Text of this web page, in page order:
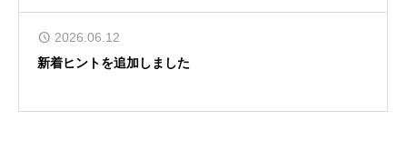
2026.06.12
新着ヒントを追加しました